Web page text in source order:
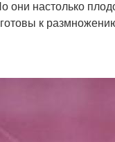
настолько
к